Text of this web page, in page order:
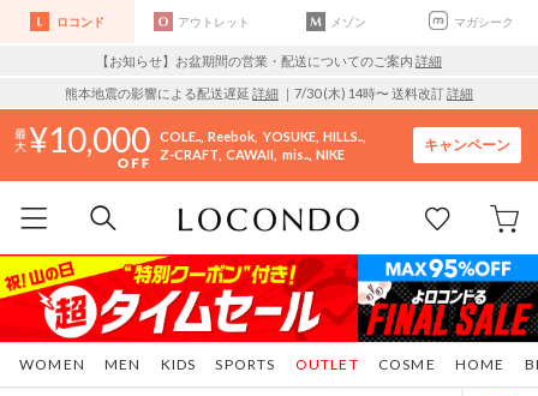
ロコンド アウトレット メゾン マガシーク
【お知らせ】お盆期間の営業・配送についてのご案内 詳細
熊本地震の影響による配送遅延 詳細 ｜7/30 (木) 14時〜 送料改訂詳細
10,000 COLE.. Reebok YOSUKE HILLS..
Z-CRAFT CAWAII mis.. NIKE
キャンペーン
WOMEN MEN KIDS SPORTS COSME HOME
OUTLET